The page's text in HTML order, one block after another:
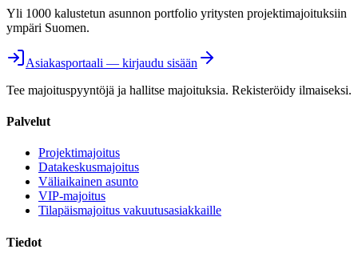
Yli 1000 kalustetun asunnon portfolio yritysten projektimajoituksiin
ympäri Suomen.
Asiakasportaali — kirjaudu sisään
Tee majoituspyyntöjä ja hallitse majoituksia. Rekisteröidy ilmaiseksi.
Palvelut
Projektimajoitus
Datakeskusmajoitus
Väliaikainen asunto
VIP-majoitus
Tilapäismajoitus vakuutusasiakkaille
Tiedot